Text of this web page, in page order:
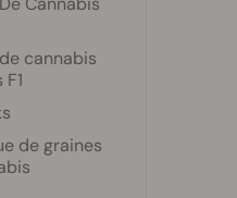
cannabis
de graines